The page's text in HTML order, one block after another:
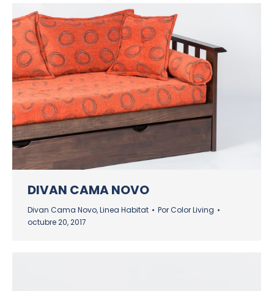
DIVAN CAMA NOVO
Divan Cama Novo,Linea Habitat PorColor Living
octubre 20, 2017